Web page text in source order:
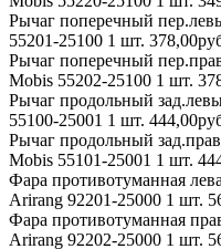
Рычаг поперечный
55201-25100 1 шт.
Рычаг поперечный
Mobis 55202-25100 1 шт.
Рычаг продольный
55100-25001 1 шт.
Рычаг продольный
Mobis 55101-25001 1 шт.
Фара противотуманная
Arirang 92201-25000 1 шт.
Фара противотуманная
Arirang 92202-25000 1 шт.